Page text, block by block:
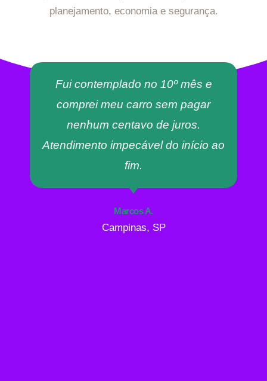
planejamento, economia e segurança.
Fui contemplado no 10º mês e
comprei meu carro sem pagar
nenhum centavo de juros.
Atendimento impecável do início ao
fim.
Marcos A.
Campinas, SP